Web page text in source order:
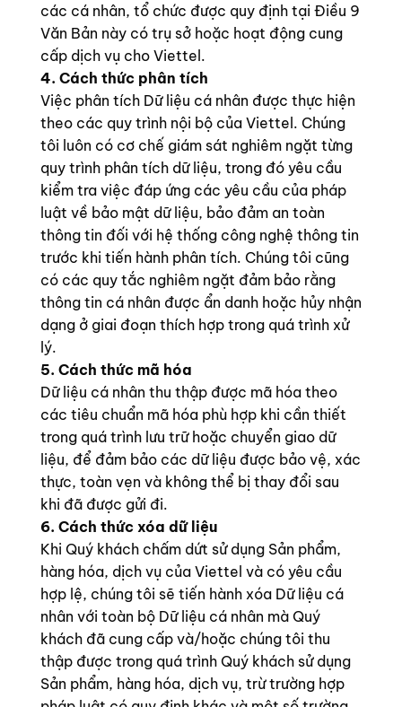
các cá nhân, tổ chức được quy định tại Điều 9
Văn Bản này có trụ sở hoặc hoạt động cung
cấp dịch vụ cho Viettel.
4. Cách thức phân tích
Việc phân tích Dữ liệu cá nhân được thực hiện
theo các quy trình nội bộ của Viettel. Chúng
tôi luôn có cơ chế giám sát nghiêm ngặt từng
quy trình phân tích dữ liệu, trong đó yêu cầu
kiểm tra việc đáp ứng các yêu cầu của pháp
luật về bảo mật dữ liệu, bảo đảm an toàn
thông tin đối với hệ thống công nghệ thông tin
trước khi tiến hành phân tích. Chúng tôi cũng
có các quy tắc nghiêm ngặt đảm bảo rằng
thông tin cá nhân được ẩn danh hoặc hủy nhận
dạng ở giai đoạn thích hợp trong quá trình xử
lý.
5. Cách thức mã hóa
Dữ liệu cá nhân thu thập được mã hóa theo
các tiêu chuẩn mã hóa phù hợp khi cần thiết
trong quá trình lưu trữ hoặc chuyển giao dữ
liệu, để đảm bảo các dữ liệu được bảo vệ, xác
thực, toàn vẹn và không thể bị thay đổi sau
khi đã được gửi đi.
6. Cách thức xóa dữ liệu
Khi Quý khách chấm dứt sử dụng Sản phẩm,
hàng hóa, dịch vụ của Viettel và có yêu cầu
hợp lệ, chúng tôi sẽ tiến hành xóa Dữ liệu cá
nhân với toàn bộ Dữ liệu cá nhân mà Quý
khách đã cung cấp và/hoặc chúng tôi thu
thập được trong quá trình Quý khách sử dụng
Sản phẩm, hàng hóa, dịch vụ, trừ trường hợp